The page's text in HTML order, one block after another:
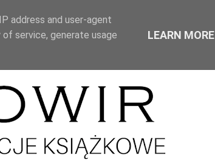
address and user-agent
service, generate usage
LEARN MORE